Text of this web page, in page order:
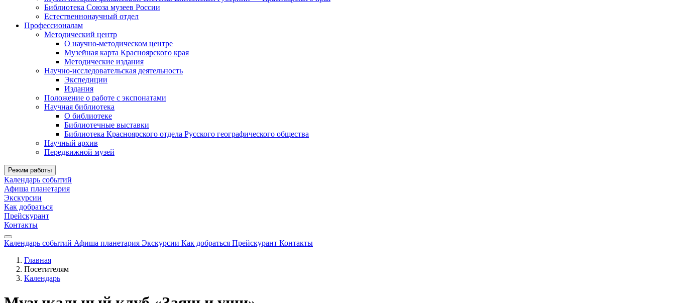
Библиотека Союза музеев России
Естественнонаучный отдел
Профессионалам
Методический центр
О научно-методическом центре
Музейная карта Красноярского края
Методические издания
Научно-исследовательская деятельность
Экспедиции
Издания
Положение о работе с экспонатами
Научная библиотека
О библиотеке
Библиотечные выставки
Библиотека Красноярского отдела Русского географического общества
Научный архив
Передвижной музей
Режим работы
Календарь событий
Афиша планетария
Экскурсии
Как добраться
Прейскурант
Контакты
Календарь событий Афиша планетария Экскурсии Как добраться Прейскурант Контакты
Главная
Посетителям
Календарь